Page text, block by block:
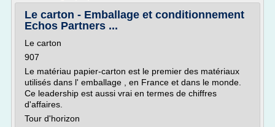
Le carton - Emballage et conditionnement
Echos Partners ...
Le carton
907
Le matériau papier-carton est le premier des matériaux
utilisés dans l' emballage , en France et dans le monde.
Ce leadership est aussi vrai en termes de chiffres
d'affaires.
Tour d'horizon